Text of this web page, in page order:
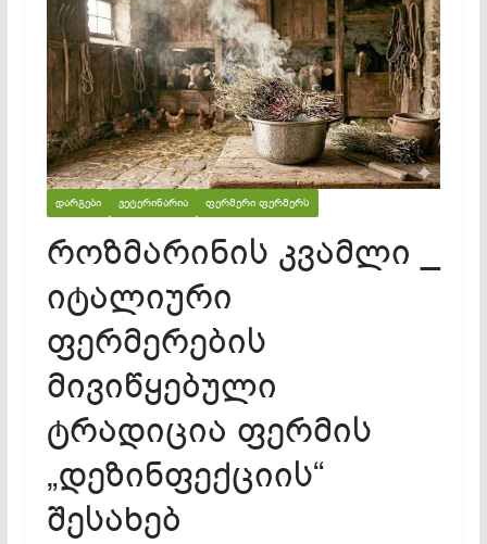
ᲓᲐᲠᲒᲔᲑᲘ ᲕᲔᲢᲔᲠᲘᲜᲐᲠᲘᲐ ᲤᲔᲠᲛᲔᲠᲘ ᲤᲔᲠᲛᲔᲠᲡ
როზმარინის კვამლი _
იტალიური
ფერმერების
მივიწყებული
ტრადიცია ფერმის
„დეზინფექციის“
შესახებ